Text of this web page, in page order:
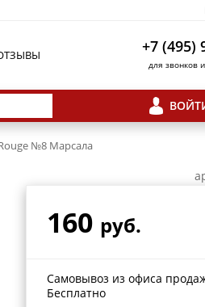
+7 (495)
для звонков
№8 Марсала
160 руб.
Самовывоз из офиса
Бесплатно